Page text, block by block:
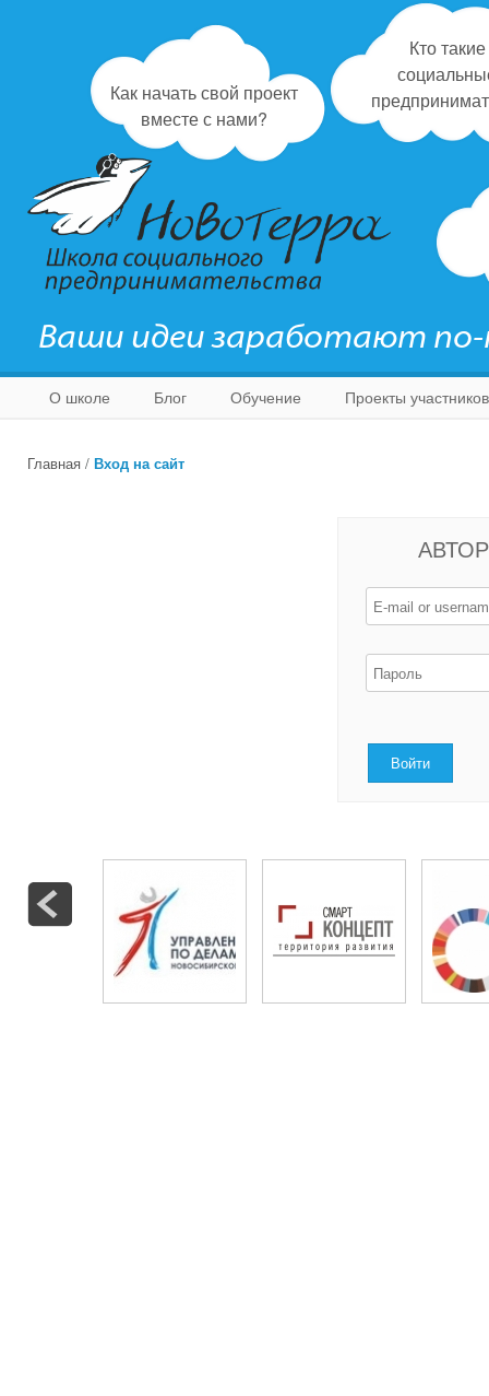
Как начать свой проект
вместе с нами?
Кто такие
Ваши идеи заработают
О школе Блог Обучение Проекты участников
Главная / Вход на сайт